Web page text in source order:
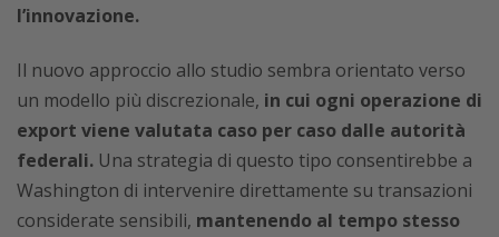
l’innovazione.
Il nuovo approccio allo studio sembra orientato verso
un modello più discrezionale, in cui ogni operazione di
export viene valutata caso per caso dalle autorità
federali. Una strategia di questo tipo consentirebbe a
Washington di intervenire direttamente su transazioni
considerate sensibili, mantenendo al tempo stesso